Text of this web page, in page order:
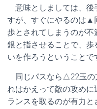
意味としましては、
すが、すぐにやるの
歩とされてしまうのが
銀と指させることで、
いを作ろうということで
同じパスなら△22玉の
れはかえって敵の攻め
ランスを取るのが有力と